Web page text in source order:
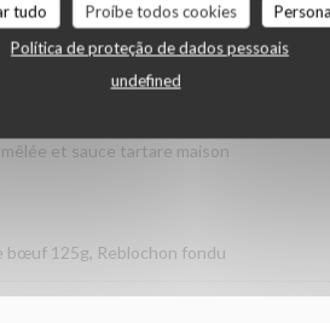
tudo Proíbe todos cookies
Política de proteção de dados pessoais
undefined
et sauce tartare maison
bœuf 125g, Reblochon fondu